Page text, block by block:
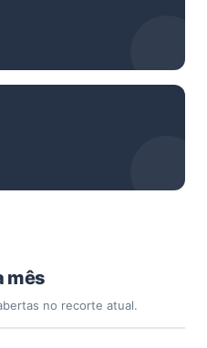
mês
no recorte atual.